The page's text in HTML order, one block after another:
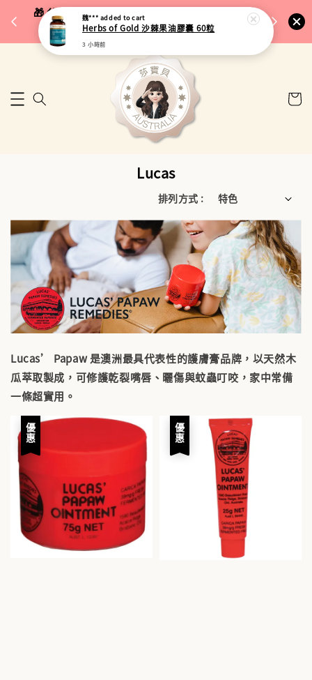
🎁 父親節限定｜全館96折・指定品牌88折｜滿
$5,000再折$100
🚚 台
Lucas
排列方式 :
Lucas’ Papaw 是澳洲最具代表性的護膚膏品牌，以天然木
瓜萃取製成，可修護乾裂嘴唇、曬傷與蚊蟲叮咬，家中常備
一條超實用。
優惠 優惠
魏*** added to cart
Herbs of Gold 沙棘果油膠囊 60粒
3 小時前